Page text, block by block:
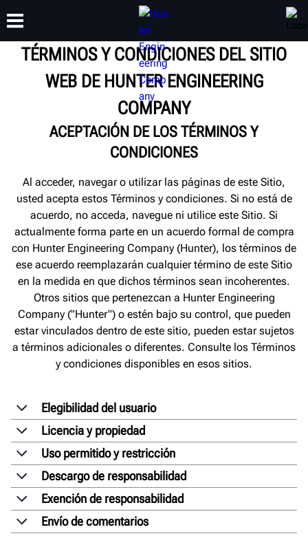
SOPORTE
CAPACITACIÓN
TÉRMINOS Y CONDICIONES DEL SITIO
WEB DE HUNTER ENGINEERING
COMPANY
ACEPTACIÓN DE LOS TÉRMINOS Y
CONDICIONES
Al acceder, navegar o utilizar las páginas de este Sitio,
usted acepta estos Términos y condiciones. Si no está de
acuerdo, no acceda, navegue ni utilice este Sitio. Si
actualmente forma parte en un acuerdo formal de compra
con Hunter Engineering Company (Hunter), los términos de
ese acuerdo reemplazarán cualquier término de este Sitio
en la medida en que dichos términos sean incoherentes.
Otros sitios que pertenezcan a Hunter Engineering
Company ("Hunter") o estén bajo su control, que pueden
estar vinculados dentro de este sitio, pueden estar sujetos
a términos adicionales o diferentes. Consulte los Términos
y condiciones disponibles en esos sitios.
Elegibilidad del usuario
Licencia y propiedad
Uso permitido y restricción
Descargo de responsabilidad
Exención de responsabilidad
Envío de comentarios